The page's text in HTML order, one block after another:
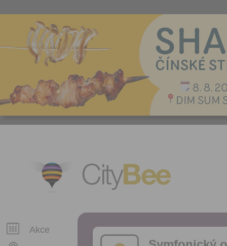
CityBee
Akce